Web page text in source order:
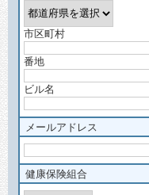
市区町村
番地
ビル名
メールアドレス
健康保険組合